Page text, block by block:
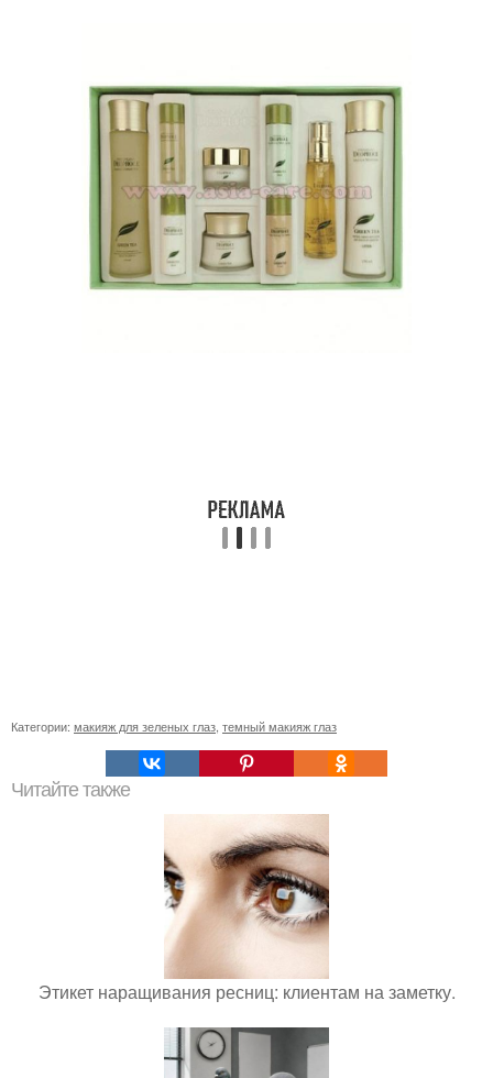
Категории: макияж для зеленых глаз темный макияж глаз
Читайте также
Этикет наращивания ресниц: клиентам на заметку.